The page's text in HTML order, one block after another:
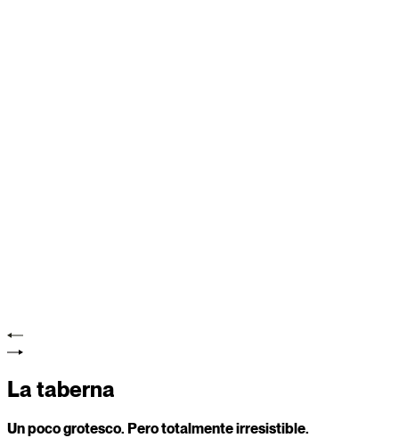
La taberna
Un poco grotesco. Pero totalmente irresistible.